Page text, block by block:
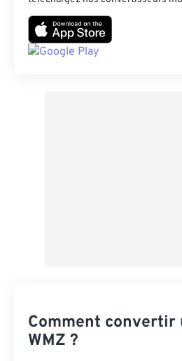
Comment
WMZ ?